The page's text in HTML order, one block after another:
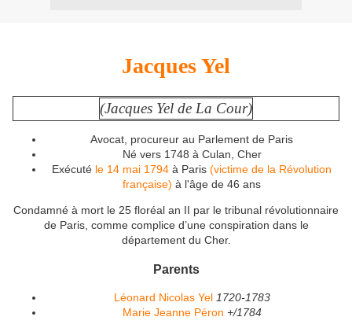
JacquesYel
(Jacques Yel de La Cour)
Avocat, procureur au Parlement de Paris
Né vers 1748 à Culan, Cher
Exécuté le 14 mai 1794 à Paris (victime de la Révolution
française) à l'âge de 46 ans
Condamné à mort le 25 floréal an II par le tribunal révolutionnaire
de Paris, comme complice d’une conspiration dans le
département du Cher.
Parents
Léonard Nicolas Yel 1720-1783
Marie Jeanne Péron +/1784